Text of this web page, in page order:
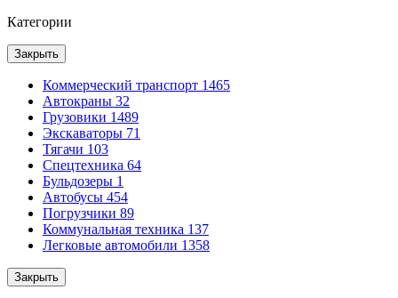
Категории
Закрыть
Коммерческий транспорт 1465
Автокраны 32
Грузовики 1489
Экскаваторы 71
Тягачи 103
Спецтехника 64
Бульдозеры 1
Автобусы 454
Погрузчики 89
Коммунальная техника 137
Легковые автомобили 1358
Закрыть